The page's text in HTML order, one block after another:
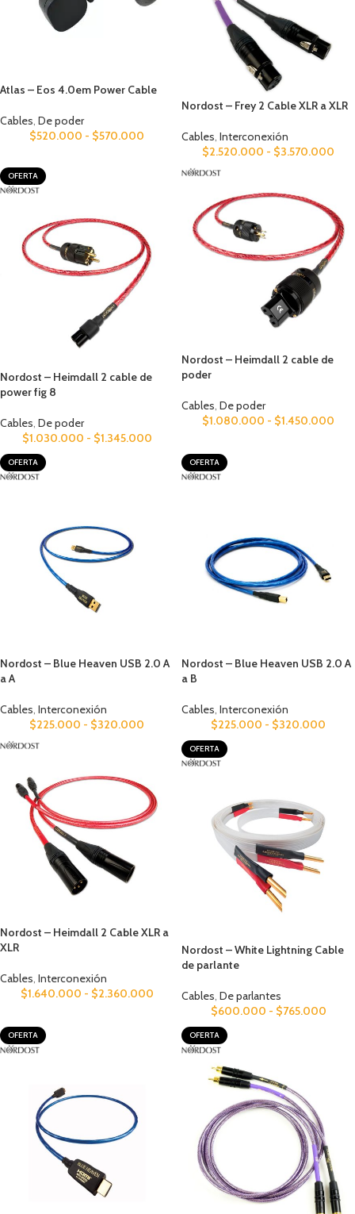
Atlas – Eos 4.0em Power Cable
Cables, De poder
$520.000 - $570.000
Nordost – Frey 2 Cable XLR a XLR
Cables, Interconexión
$2.520.000 - $3.570.000
OFERTA
Nordost – Heimdall 2 cable de
power fig 8
Cables, De poder
$1.030.000 - $1.345.000
Nordost – Heimdall 2 cable de
poder
Cables, De poder
$1.080.000 - $1.450.000
OFERTA
Nordost – Blue Heaven USB 2.0 A
a A
Cables, Interconexión
$225.000 - $320.000
OFERTA
Nordost – Blue Heaven USB 2.0 A
a B
Cables, Interconexión
$225.000 - $320.000
Nordost – Heimdall 2 Cable XLR a
XLR
Cables, Interconexión
$1.640.000 - $2.360.000
OFERTA
Nordost – White Lightning Cable
de parlante
Cables, De parlantes
$600.000 - $765.000
OFERTA OFERTA